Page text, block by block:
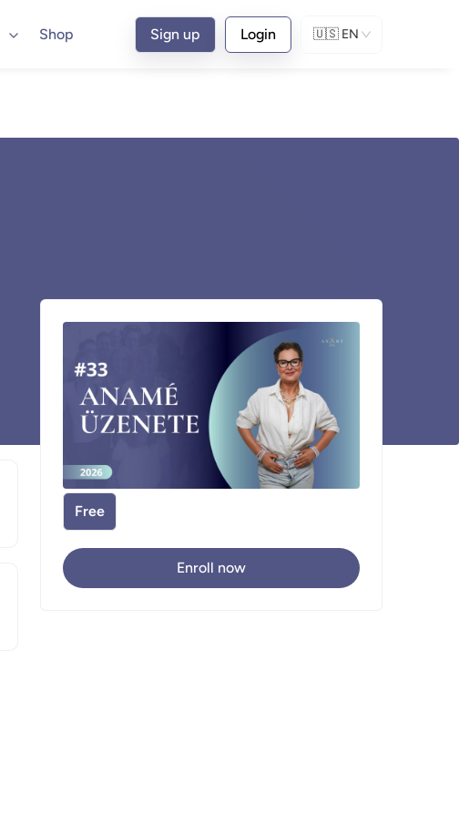
Shop Sign up Login 🇺🇸 EN
Free
Enroll now